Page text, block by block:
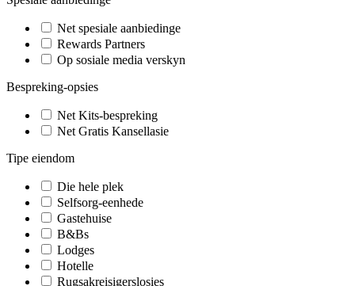
Net spesiale aanbiedinge
Rewards Partners
Op sosiale media verskyn
Bespreking-opsies
Net Kits-bespreking
Net Gratis Kansellasie
Tipe eiendom
Die hele plek
Selfsorg-eenhede
Gastehuise
B&Bs
Lodges
Hotelle
Rugsakreisigerslosies